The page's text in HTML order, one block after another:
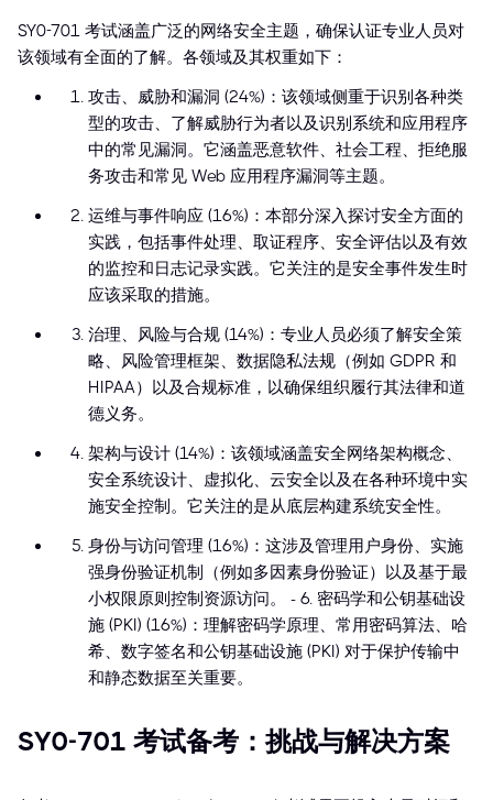
SY0-701 考试涵盖广泛的网络安全主题，确保认证专业人员对
该领域有全面的了解。各领域及其权重如下：
攻击、威胁和漏洞 (24%)：该领域侧重于识别各种类
型的攻击、了解威胁行为者以及识别系统和应用程序
中的常见漏洞。它涵盖恶意软件、社会工程、拒绝服
务攻击和常见 Web 应用程序漏洞等主题。
运维与事件响应 (16%)：本部分深入探讨安全方面的
实践，包括事件处理、取证程序、安全评估以及有效
的监控和日志记录实践。它关注的是安全事件发生时
应该采取的措施。
治理、风险与合规 (14%)：专业人员必须了解安全策
略、风险管理框架、数据隐私法规（例如 GDPR 和
HIPAA）以及合规标准，以确保组织履行其法律和道
德义务。
架构与设计 (14%)：该领域涵盖安全网络架构概念、
安全系统设计、虚拟化、云安全以及在各种环境中实
施安全控制。它关注的是从底层构建系统安全性。
身份与访问管理 (16%)：这涉及管理用户身份、实施
强身份验证机制（例如多因素身份验证）以及基于最
小权限原则控制资源访问。 - 6. 密码学和公钥基础设
施 (PKI) (16%)：理解密码学原理、常用密码算法、哈
希、数字签名和公钥基础设施 (PKI) 对于保护传输中
和静态数据至关重要。
SY0-701 考试备考：挑战与解决方案